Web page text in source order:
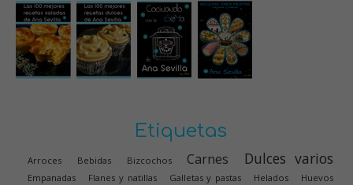
Etiquetas
Arroces Bebidas Bizcochos Carnes Dulces varios
Empanadas Flanes y natillas Galletas y pastas Helados Huevos